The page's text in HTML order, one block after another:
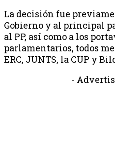
La decisión fue
Gobierno y al principal
al PP, así como a los
parlamentarios, todos
ERC, JUNTS, la CUP y
-